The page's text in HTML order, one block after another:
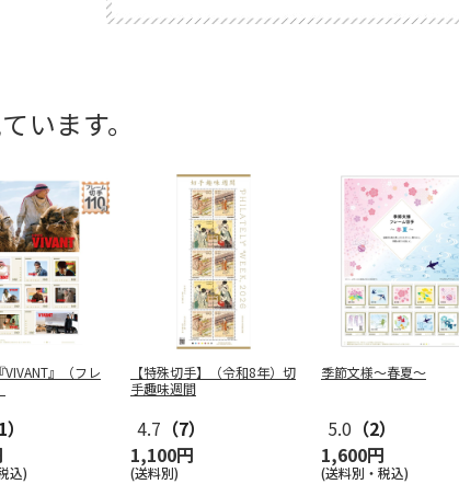
います。
』（フレ
込)
【特殊切手】（令和8年）切
手趣味週間
4.7 （7）
1,100円
(送料別)
季節文様～春夏～
5.0 （2）
1,600円
(送料別・税込)